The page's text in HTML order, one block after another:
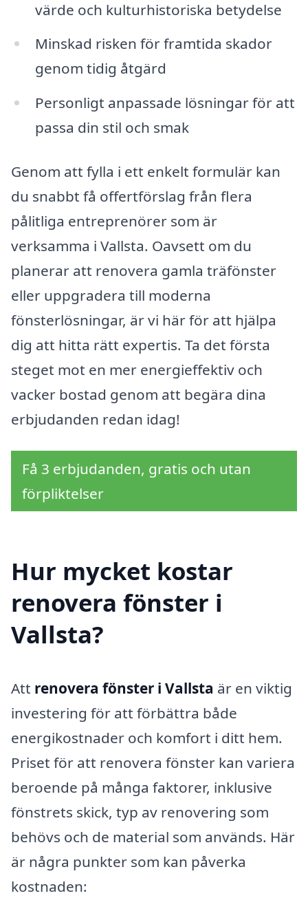
värde och kulturhistoriska betydelse
Minskad risken för framtida skador
genom tidig åtgärd
Personligt anpassade lösningar för att
passa din stil och smak
Genom att fylla i ett enkelt formulär kan
du snabbt få offertförslag från flera
pålitliga entreprenörer som är
verksamma i Vallsta. Oavsett om du
planerar att renovera gamla träfönster
eller uppgradera till moderna
fönsterlösningar, är vi här för att hjälpa
dig att hitta rätt expertis. Ta det första
steget mot en mer energieffektiv och
vacker bostad genom att begära dina
erbjudanden redan idag!
Få 3 erbjudanden, gratis och utan
förpliktelser
Hur mycket kostar
renovera fönster i
Vallsta?
Att renovera fönster i Vallsta är en viktig
investering för att förbättra både
energikostnader och komfort i ditt hem.
Priset för att renovera fönster kan variera
beroende på många faktorer, inklusive
fönstrets skick, typ av renovering som
behövs och de material som används. Här
är några punkter som kan påverka
kostnaden: